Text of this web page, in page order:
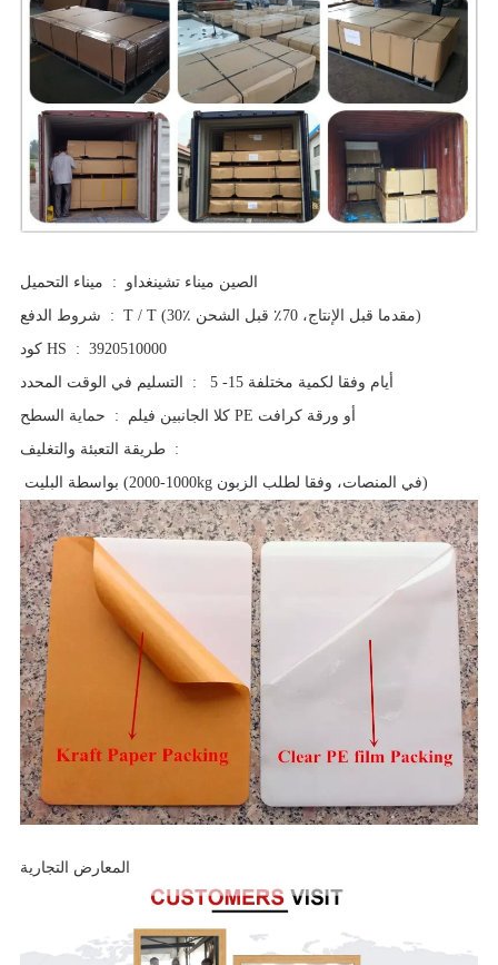
:
شروط الدفع :
T / T (30٪ مقدما قبل الإنتاج، 70٪ قبل الشحن)
كود HS : 3920510000
:
5 -15 أيام وفقا لكمية مختلفة
:
كلا الجانبين فيلم PE أو ورقة كرافت
طريقة التعبئة والتغليف:
بواسطة البليت (1000-2000kg في المنصات، وفقا لطلب الزبون)
المعارض التجارية